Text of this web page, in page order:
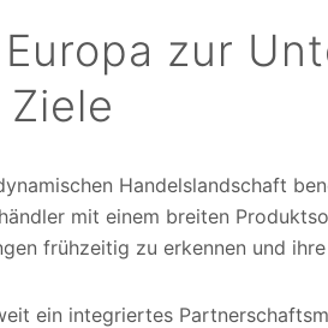
zur
Handelslandschaft
mit einem breiten
frühzeitig zu erkennen und
ein integriertes